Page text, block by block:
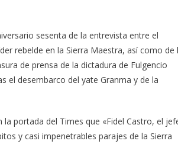
sesenta de la entrevista entre el
rebelde en la Sierra Maestra, así como de
de prensa de la dictadura de Fulgencio
el desembarco del yate Granma y de la
portada del Times que «Fidel Castro, el
y casi impenetrables parajes de la Sierra